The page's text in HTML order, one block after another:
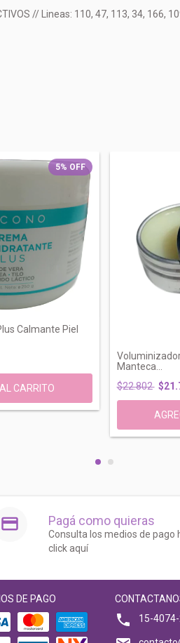
// Lineas: 110, 47, 113, 34, 166,
5% OFF
Calmante Piel
Manteca...
$22.802
Pagá como quieras
Consulta los medios de pago
click aquí
DE PAGO
15-